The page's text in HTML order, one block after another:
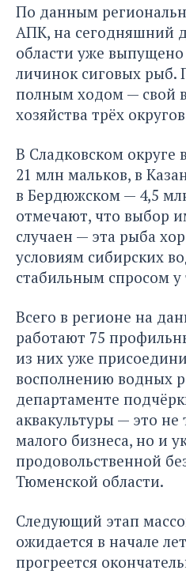
По данным
АПК, на сегодняшний
области уже
личинок сиговых рыб.
полным ходом — свой
хозяйства трёх
В Сладковском округе
21 млн мальков, в
в Бердюжском — 4,5
отмечают, что выбор
случаен — эта рыба
условиям сибирских
стабильным спросом
Всего в регионе на
работают 75
из них уже
восполнению водных
департаменте
аквакультуры — это
малого бизнеса, но и
продовольственной
Тюменской области.
Следующий этап
ожидается в начале
прогреется